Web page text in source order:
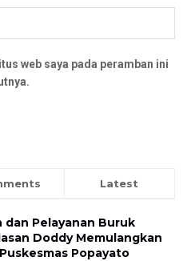
web saya pada peramban ini
Latest
dan Pelayanan Buruk
Doddy Memulangkan
Popayato